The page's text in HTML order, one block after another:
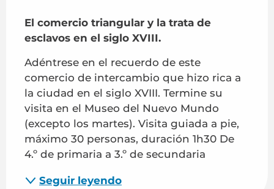
El comercio triangular y la trata de
esclavos en el siglo XVIII.
Adéntrese en el recuerdo de este
comercio de intercambio que hizo rica a
la ciudad en el siglo XVIII. Termine su
visita en el Museo del Nuevo Mundo
(excepto los martes). Visita guiada a pie,
máximo 30 personas, duración 1h30 De
4.º de primaria a 3.º de secundaria
Seguir leyendo